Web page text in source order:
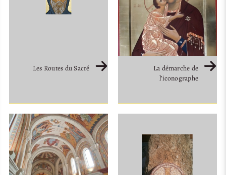
Les Routes du Sacré
La démarche de
l’iconographe